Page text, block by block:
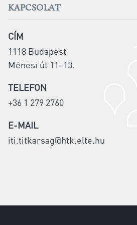
KAPCSOLAT
CÍM
1118 Budapest
Ménesi út 11–13.
TELEFON
+36 1 279 2760
E-MAIL
iti.titkarsag@htk.elte.hu